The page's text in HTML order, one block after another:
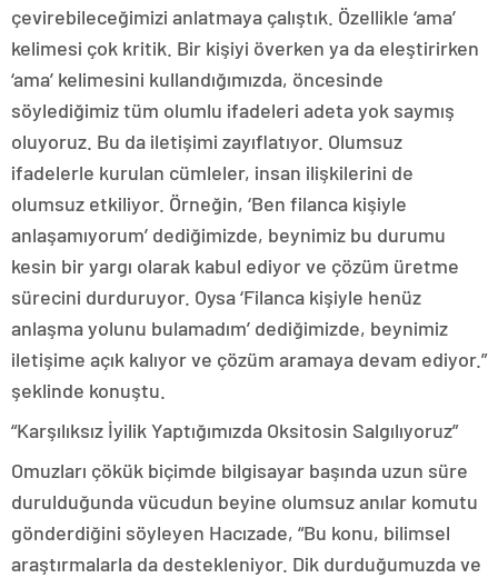
çevirebileceğimizi anlatmaya çalıştık. Özellikle ‘ama’
kelimesi çok kritik. Bir kişiyi överken ya da eleştirirken
‘ama’ kelimesini kullandığımızda, öncesinde
söylediğimiz tüm olumlu ifadeleri adeta yok saymış
oluyoruz. Bu da iletişimi zayıflatıyor. Olumsuz
ifadelerle kurulan cümleler, insan ilişkilerini de
olumsuz etkiliyor. Örneğin, ‘Ben filanca kişiyle
anlaşamıyorum’ dediğimizde, beynimiz bu durumu
kesin bir yargı olarak kabul ediyor ve çözüm üretme
sürecini durduruyor. Oysa ‘Filanca kişiyle henüz
anlaşma yolunu bulamadım’ dediğimizde, beynimiz
iletişime açık kalıyor ve çözüm aramaya devam ediyor.”
şeklinde konuştu.
“Karşılıksız İyilik Yaptığımızda Oksitosin Salgılıyoruz”
Omuzları çökük biçimde bilgisayar başında uzun süre
durulduğunda vücudun beyine olumsuz anılar komutu
gönderdiğini söyleyen Hacızade, “Bu konu, bilimsel
araştırmalarla da destekleniyor. Dik durduğumuzda ve